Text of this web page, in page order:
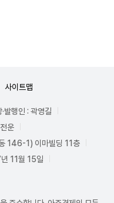
사이트맵
·발행인 : 곽영길
운
146-1) 이마빌딩 11층
11월 15일